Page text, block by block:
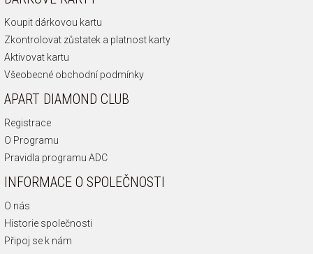
Koupit dárkovou kartu
Zkontrolovat zůstatek a platnost karty
Aktivovat kartu
Všeobecné obchodní podmínky
APART DIAMOND CLUB
Registrace
O Programu
Pravidla programu ADC
INFORMACE O SPOLEČNOSTI
O nás
Historie společnosti
Připoj se k nám